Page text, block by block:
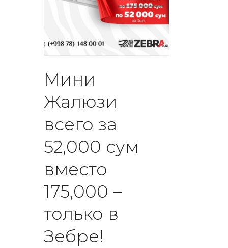
Мини
Жалюзи
всего за
52,000 сум
вместо
175,000 –
только в
Зебре!